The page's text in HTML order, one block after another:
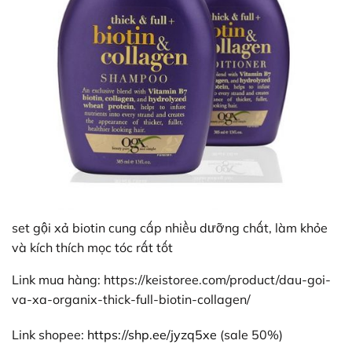
set gội xả biotin cung cấp nhiều dưỡng chất, làm khỏe
và kích thích mọc tóc rất tốt
Link mua hàng: https://keistoree.com/product/dau-goi-
va-xa-organix-thick-full-biotin-collagen/
Link shopee: https://shp.ee/jyzq5xe (sale 50%)